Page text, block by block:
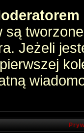
Jeżeli